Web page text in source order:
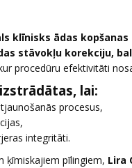
klīnisks ādas
stāvokļu korekciju,
procedūru efektivitāti
lai:
procesus,
integritāti.
ķīmiskajiem pīlingiem, Lira